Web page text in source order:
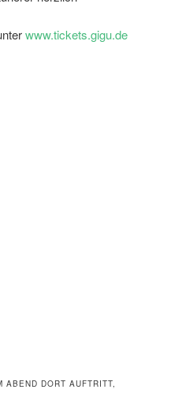
www.tickets.gigu.de
ABEND DORT AUFTRITT,